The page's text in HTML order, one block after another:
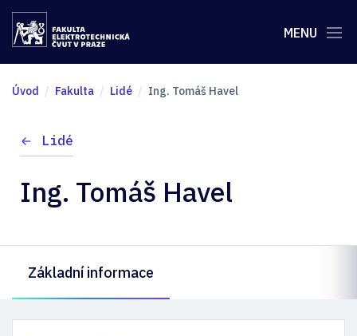
MENU
Úvod Fakulta Lidé Ing. Tomáš Havel
Lidé
Ing. Tomáš Havel
Základní informace